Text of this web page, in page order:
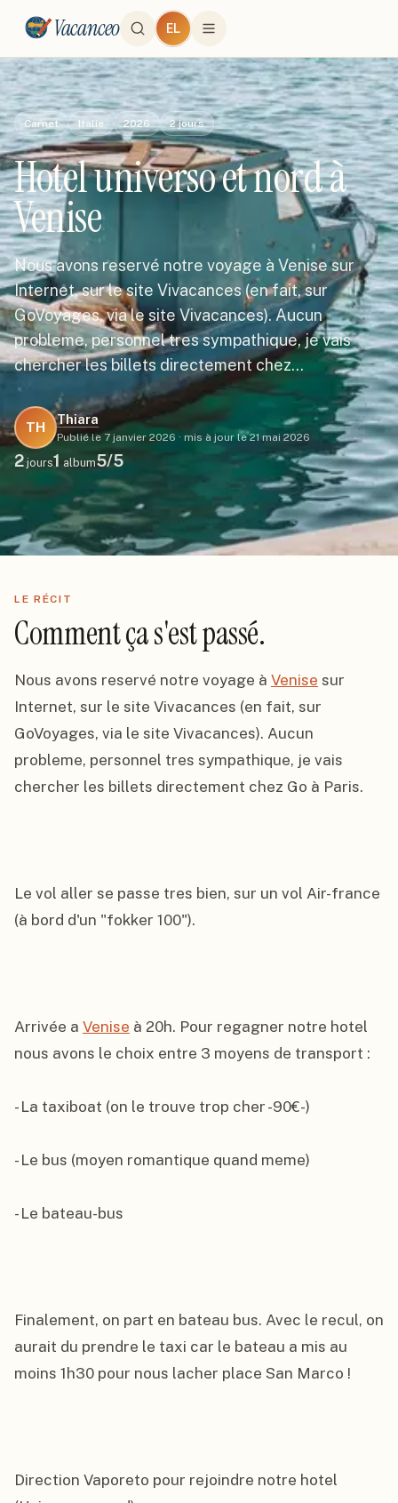
Vacanceo EL
Carnet Italie 2026 2jours
Hotel universo et nord à
Venise
Nous avons reservé notre voyage à Venise sur
Internet, sur le site Vivacances (en fait, sur
GoVoyages, via le site Vivacances). Aucun
probleme, personnel tres sympathique, je vais
chercher les billets directement chez…
TH
Thiara
Publié le 7 janvier 2026 · mis à jour le 21 mai 2026
2 jours1 album5/5
LE RÉCIT
Comment ça s'est passé.
Nous avons reservé notre voyage à Venise sur
Internet, sur le site Vivacances (en fait, sur
GoVoyages, via le site Vivacances). Aucun
probleme, personnel tres sympathique, je vais
chercher les billets directement chez Go à Paris.
Le vol aller se passe tres bien, sur un vol Air-france
(à bord d'un "fokker 100").
Arrivée a Venise à 20h. Pour regagner notre hotel
nous avons le choix entre 3 moyens de transport :
- La taxiboat (on le trouve trop cher -90€-)
- Le bus (moyen romantique quand meme)
- Le bateau-bus
Finalement, on part en bateau bus. Avec le recul, on
aurait du prendre le taxi car le bateau a mis au
moins 1h30 pour nous lacher place San Marco !
Direction Vaporeto pour rejoindre notre hotel